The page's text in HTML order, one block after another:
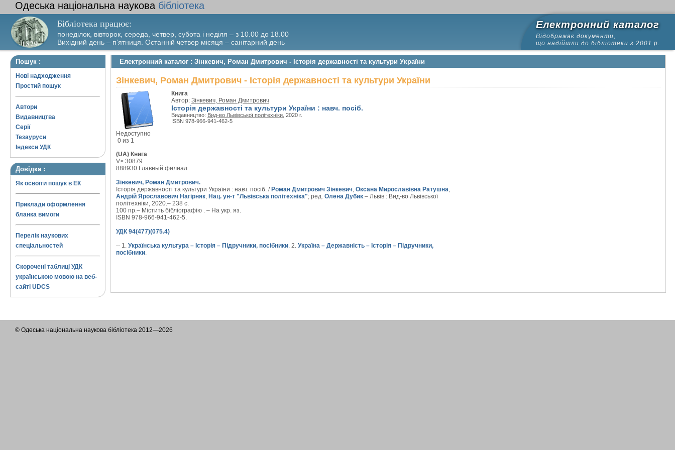
Одеська національна наукова бібліотека
Бібліотека працює:
понеділок, вівторок, середа, четвер, субота і неділя – з 10.00 до 18.00
Вихідний день – п’ятниця. Останній четвер місяця – санітарний день
Електронний каталог
Відображає документи,
що надійшли до бібліотеки з 2001 р.
Пошук :
Нові надходження
Простий пошук
Автори
Видавництва
Серії
Тезауруси
Індекси УДК
Довідка :
Як освоїти пошук в ЕК
Приклади оформлення
бланка вимоги
Перелік наукових
спеціальностей
Скорочені таблиці УДК
українською мовою на веб-
сайті UDCS
Електронний каталог : Зінкевич, Роман Дмитрович - Історія державності та культури України
Зінкевич, Роман Дмитрович - Історія державності та культури України
Недоступно
0 из 1
Книга
Автор: Зінкевич, Роман Дмитрович
Історія державності та культури України : навч. посіб.
Видавництво: Вид-во Львівської політехніки , 2020 г.
ISBN 978-966-941-462-5
(UA) Книга
V> 30879
888930 Главный филиал
Зінкевич, Роман Дмитрович.
Історія державності та культури України : навч. посіб. / Роман Дмитрович Зінкевич, Оксана Мирославівна Ратушна,
Андрій Ярославович Нагірняк, Нац. ун-т "Львівська політехніка"; ред. Олена Дубик.– Львів : Вид-во Львівської
політехніки, 2020.– 238 с.
100 пр.– Містить бібліографію . – На укр. яз.
ISBN 978-966-941-462-5.
УДК 94(477)(075.4)
-- 1. Українська культура – Історія – Підручники, посібники. 2. Україна – Державність – Історія – Підручники,
посібники.
© Одеська національна наукова бібліотека 2012—2026